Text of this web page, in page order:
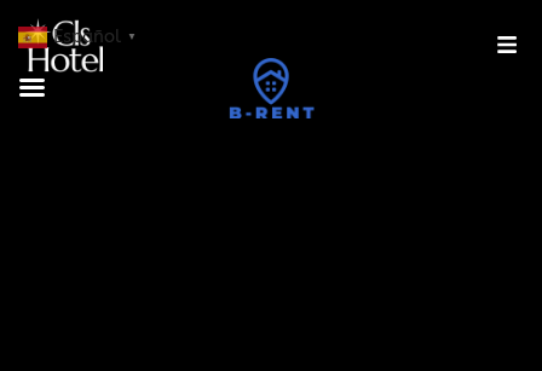
Español ▼